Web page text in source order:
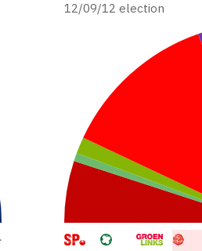
12/09/12 election